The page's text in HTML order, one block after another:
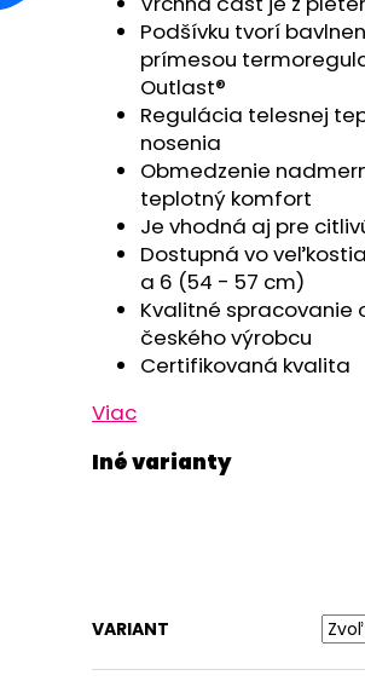
Podšívku tvorí
prímesou
Outlast®
Regulácia telesnej
nosenia
Obmedzenie
teplotný komfort
Je vhodná aj pre
Dostupná vo
a 6 (54 - 57 cm)
Kvalitné spracovanie
českého výrobcu
Certifikovaná kvalita
Viac
VARIANT